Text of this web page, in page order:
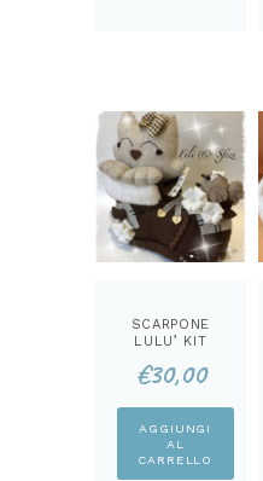
SCARPONE
LULU’ KIT
€30,00
AGGIUNGI
AL
CARRELLO